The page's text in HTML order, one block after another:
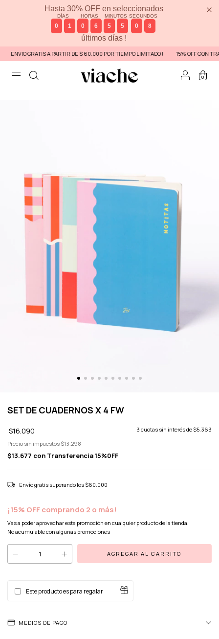
Hasta 30% OFF en seleccionados
DÍAS
0 1
HORAS
0 6
MINUTOS
5 5
SEGUNDOS
0 8
últimos días !
ENVIO GRATIS A PARTIR DE $ 60.000 POR TIEMPO LIMITADO ! 15% OFF CON
0
SET DE CUADERNOS X 4 FW
$16.090 3 cuotas sin interés de $5.363
Precio sin impuestos $13.298
$13.677 con Transferencia 15%0FF
Envío gratis superando los $60.000
¡15% OFF comprando 2 o más!
Vas a poder aprovechar esta promoción en cualquier producto de la tienda.
No acumulable con algunas promociones
Este producto es para regalar
MEDIOS DE PAGO